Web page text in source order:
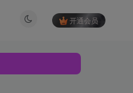
开通会员